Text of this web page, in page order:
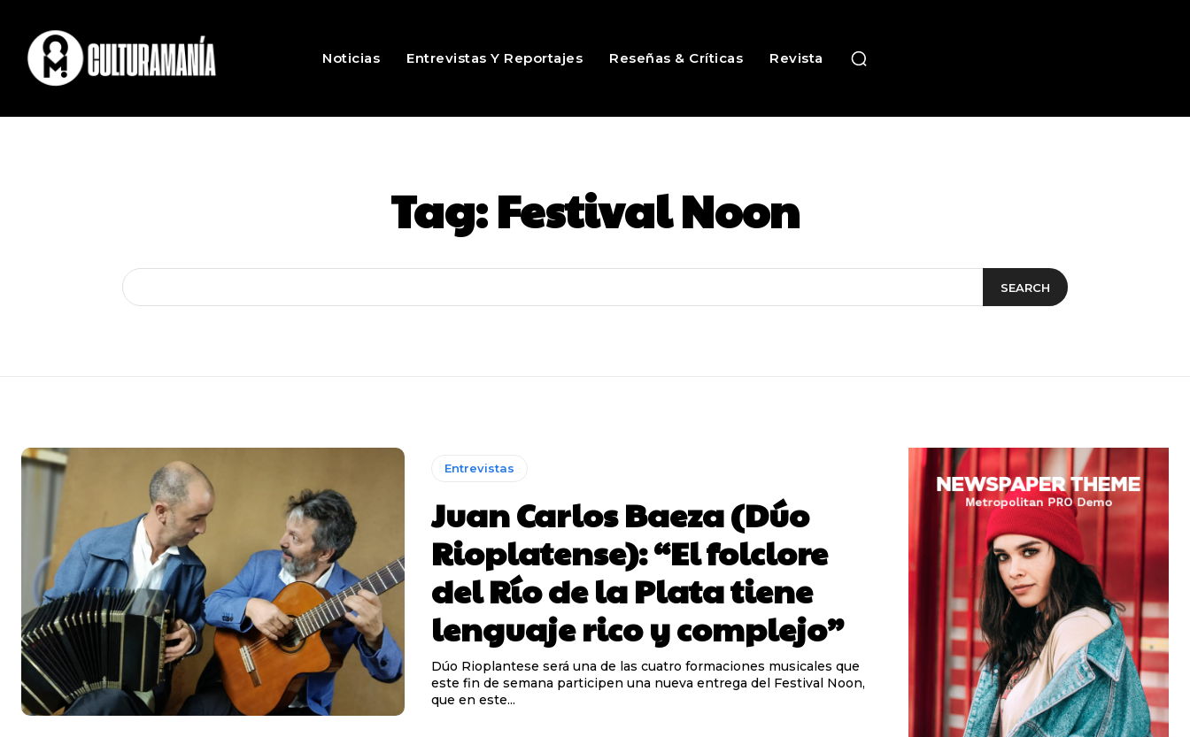
Noticias Entrevistas Y Reportajes Reseñas & Críticas Revista
Tag:Festival Noon
SEARCH
Entrevistas
Juan Carlos Baeza (Dúo
Rioplatense): “El folclore
del Río de la Plata tiene
lenguaje rico y complejo”
Dúo Rioplantese será una de las cuatro formaciones musicales que
este fin de semana participen una nueva entrega del Festival Noon,
que en este...